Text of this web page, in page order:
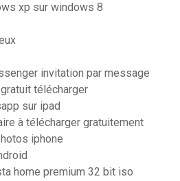
xp sur windows 8
invitation par message
télécharger
sur ipad
à télécharger gratuitement
iphone
home premium 32 bit iso